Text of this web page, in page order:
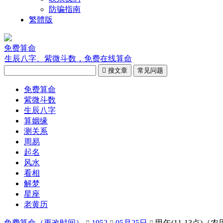
防骗指南
繁體版
免费算命
生辰八字、紫微斗数，免费在线算命
 搜文章 常见问题
免费算命
紫微斗数
生辰八字
算姻缘
测关系
周易
起名
风水
看相
解梦
星座
老黄历